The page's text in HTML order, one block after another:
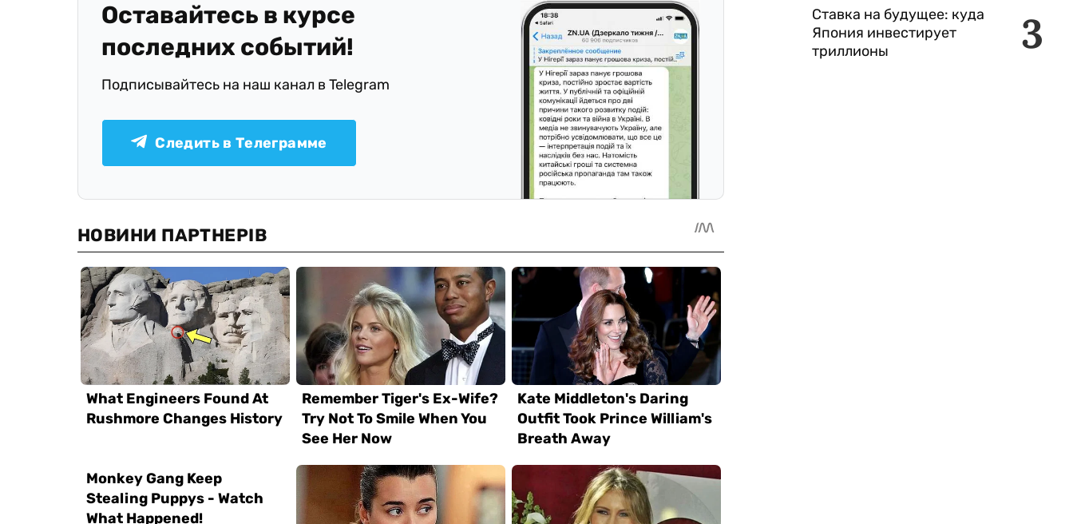
Оставайтесь в курсе
последних событий!
Подписывайтесь на наш канал в Telegram
Следить в Телеграмме
3
Ставка на будущее: куда
Япония инвестирует
триллионы